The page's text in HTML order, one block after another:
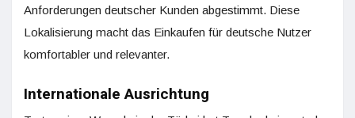
Anforderungen deutscher Kunden abgestimmt. Diese
Lokalisierung macht das Einkaufen für deutsche Nutzer
komfortabler und relevanter.
Internationale Ausrichtung